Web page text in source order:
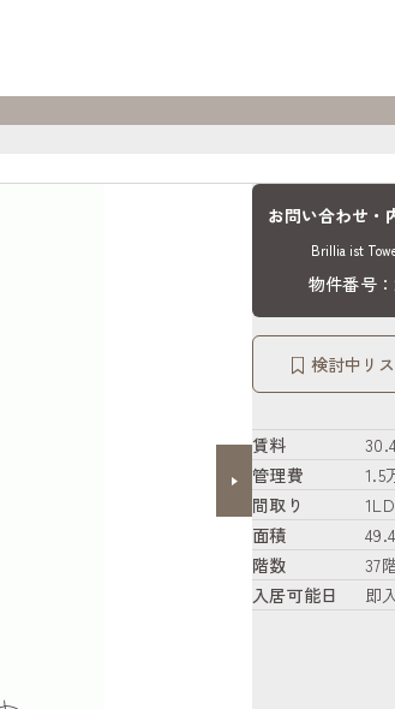
お問い合わせ・
Brillia ist
物件番号：
検討中リ
賃料
管理費
1.5
間取り
面積
階数
37
入居可能日
即